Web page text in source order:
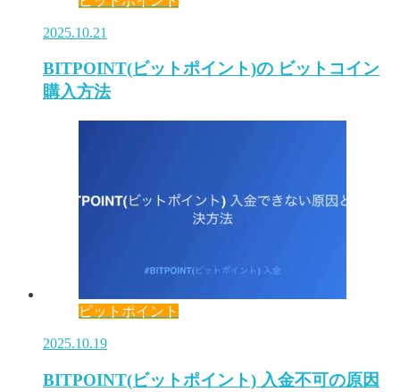
2025.10.21
BITPOINT(ビットポイント)の ビットコイン
購入方法
ビットポイント
2025.10.19
BITPOINT(ビットポイント) 入金不可の原因